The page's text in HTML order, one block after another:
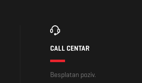
CALL CENTAR
Besplatan poziv.